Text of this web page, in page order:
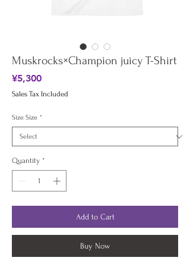
Muskrocks×Champion juicy T-Shirt
¥5,300Price
Sales Tax Included
Size Size *
Quantity *
Add to Cart
Buy Now